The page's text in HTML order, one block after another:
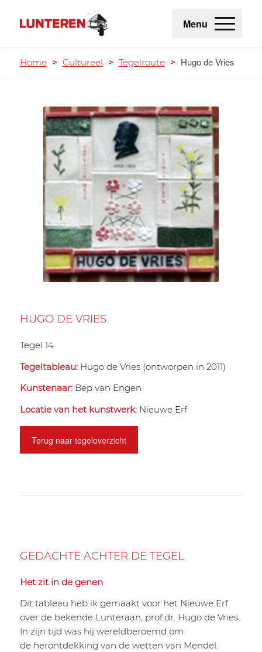
Menu
Home > Cultureel > Tegelroute > Hugo de Vries
HUGO DE VRIES
Tegel 14
Tegeltableau:Hugo de Vries (ontworpen in 2011)
Kunstenaar:Bep van Engen
Locatie van het kunstwerk:Nieuwe Erf
Terug naar tegeloverzicht
GEDACHTE ACHTER DE TEGEL
Het zit in de genen
Dit tableau heb ik gemaakt voor het Nieuwe Erf
over de bekende Lunteraan, prof.dr. Hugo de Vries.
In zijn tijd was hij wereldberoemd om
de herontdekking van de wetten van Mendel.